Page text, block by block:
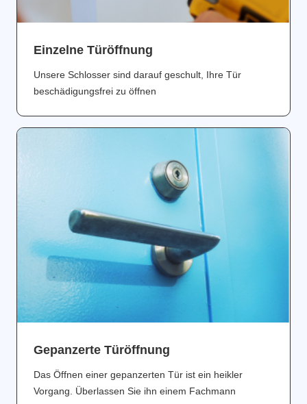
Einzelne Türöffnung
Unsere Schlosser sind darauf geschult, Ihre Tür
beschädigungsfrei zu öffnen
Gepanzerte Türöffnung
Das Öffnen einer gepanzerten Tür ist ein heikler
Vorgang. Überlassen Sie ihn einem Fachmann